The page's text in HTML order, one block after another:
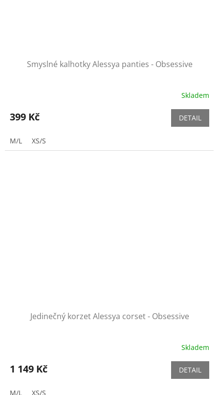
Smyslné kalhotky Alessya panties - Obsessive
Skladem
399 Kč DETAIL
M/L XS/S
Jedinečný korzet Alessya corset - Obsessive
Skladem
1 149 Kč DETAIL
M/L XS/S